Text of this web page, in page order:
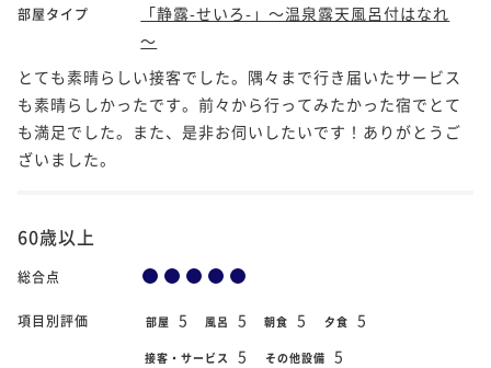
部屋タイプ
「静露-せいろ-」～温泉露天風呂付はなれ
～
とても素晴らしい接客でした。隅々まで行き届いたサービス
も素晴らしかったです。前々から行ってみたかった宿でとて
も満足でした。また、是非お伺いしたいです！ありがとうご
ざいました。
60歳以上
総合点
項目別評価 部屋 5 風呂 5 朝食 5 夕食 5
接客・サービス 5 その他設備 5